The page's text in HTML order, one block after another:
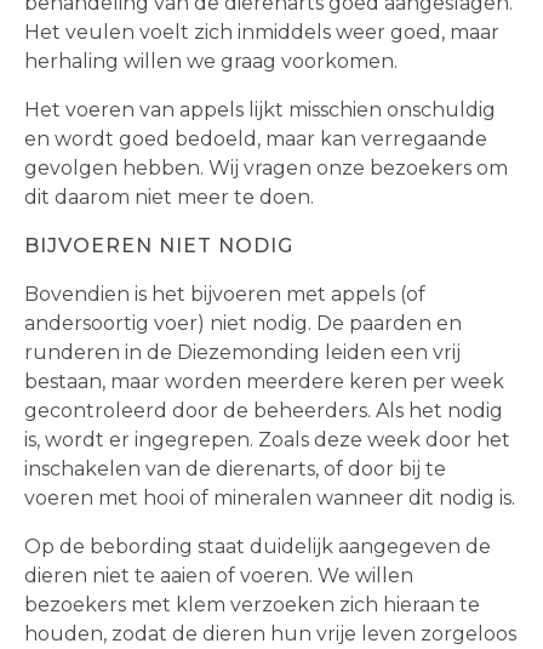
Het veulen voelt zich inmiddels weer goed, maar
herhaling willen we graag voorkomen.
Het voeren van appels lijkt misschien onschuldig
en wordt goed bedoeld, maar kan verregaande
gevolgen hebben. Wij vragen onze bezoekers om
dit daarom niet meer te doen.
BIJVOEREN NIET NODIG
Bovendien is het bijvoeren met appels (of
andersoortig voer) niet nodig. De paarden en
runderen in de Diezemonding leiden een vrij
bestaan, maar worden meerdere keren per week
gecontroleerd door de beheerders. Als het nodig
is, wordt er ingegrepen. Zoals deze week door het
inschakelen van de dierenarts, of door bij te
voeren met hooi of mineralen wanneer dit nodig is.
Op de bebording staat duidelijk aangegeven de
dieren niet te aaien of voeren. We willen
bezoekers met klem verzoeken zich hieraan te
houden, zodat de dieren hun vrije leven zorgeloos